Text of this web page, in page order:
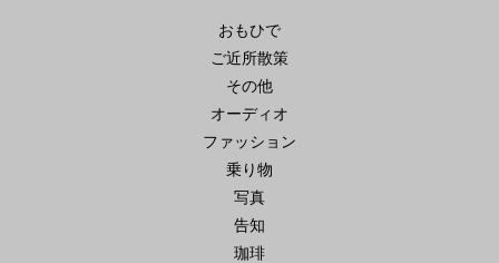
おもひで
ご近所散策
その他
オーディオ
ファッション
乗り物
写真
告知
珈琲